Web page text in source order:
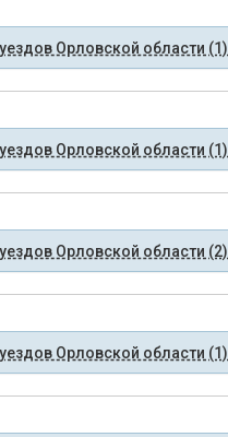
Орловской области (1)
Орловской области (1)
Орловской области (2)
Орловской области (1)